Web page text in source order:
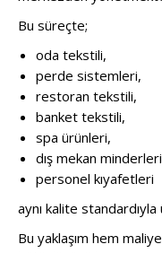
Bu süreçte;
oda tekstili,
perde sistemleri,
restoran tekstili,
banket tekstili,
spa ürünleri,
dış mekan
personel kıyafetleri
aynı kalite
Bu yaklaşım hem